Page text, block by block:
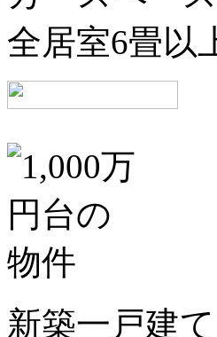
全居室6畳以
新築一戸建て